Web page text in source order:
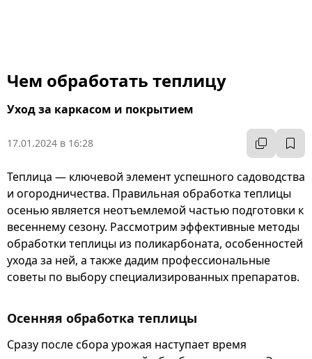
Чем обработать теплицу
Уход за каркасом и покрытием
17.01.2024 в 16:28
Теплица — ключевой элемент успешного садоводства
и огородничества. Правильная обработка теплицы
осенью является неотъемлемой частью подготовки к
весеннему сезону. Рассмотрим эффективные методы
обработки теплицы из поликарбоната, особенностей
ухода за ней, а также дадим профессиональные
советы по выбору специализированных препаратов.
Осенняя обработка теплицы
Сразу после сбора урожая наступает время